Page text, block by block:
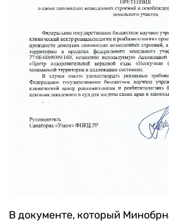
В документе, который